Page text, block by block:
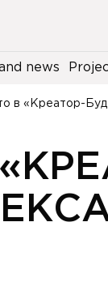
news
в «Креатор-